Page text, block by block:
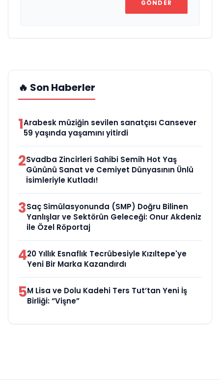
GÖNDER
🔥 Son Haberler
1Arabesk müziğin sevilen sanatçısı Cansever
59 yaşında yaşamını yitirdi
2Svadba Zincirleri Sahibi Semih Hot Yaş
Gününü Sanat ve Cemiyet Dünyasının Ünlü
İsimleriyle Kutladı!
3Saç Simülasyonunda (SMP) Doğru Bilinen
Yanlışlar ve Sektörün Geleceği: Onur Akdeniz
ile Özel Röportaj
420 Yıllık Esnaflık Tecrübesiyle Kızıltepe'ye
Yeni Bir Marka Kazandırdı
5M Lisa ve Dolu Kadehi Ters Tut’tan Yeni İş
Birliği: “Vişne”